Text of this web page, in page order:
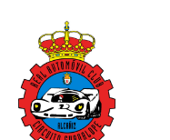
Saltar
contenido